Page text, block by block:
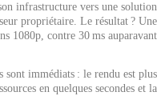
infrastructure vers une solution
propriétaire. Le résultat ? Une
1080p, contre 30 ms auparavant.
sont immédiats : le rendu est plus
en quelques secondes et la